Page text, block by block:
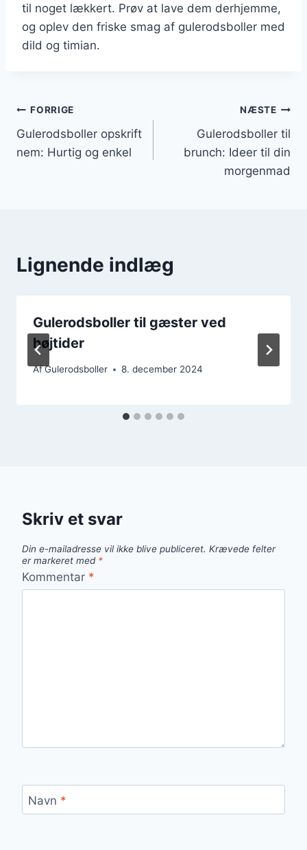
til noget lækkert. Prøv at lave dem derhjemme,
og oplev den friske smag af gulerodsboller med
dild og timian.
Indlægsnavigation
FORRIGE
Gulerodsboller opskrift
nem: Hurtig og enkel
NÆSTE
Gulerodsboller til
brunch: Ideer til din
morgenmad
Lignende indlæg
Gulerodsboller til gæster ved
højtider
AfGulerodsboller 8. december 2024
Skriv et svar
Din e-mailadresse vil ikke blive publiceret. Krævede felter
er markeret med *
Kommentar *
Navn *